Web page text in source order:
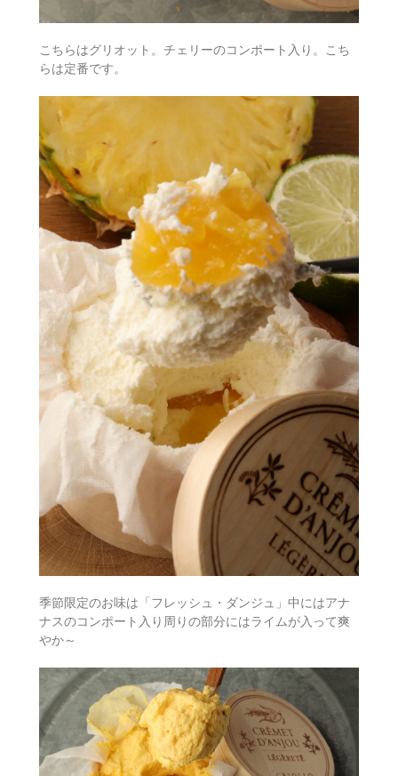
こちらはグリオット。チェリーのコンポート入り。こち
らは定番です。
季節限定のお味は「フレッシュ・ダンジュ」中にはアナ
ナスのコンポート入り周りの部分にはライムが入って爽
やか～